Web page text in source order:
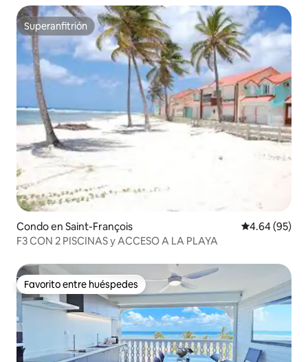
Superanfitrión
Superanfitrión
Condo en Saint-François Calificación
4.64 (95)
F3 CON 2 PISCINAS y ACCESO A LA PLAYA
Favorito entre huéspedes
Favorito entre huéspedes